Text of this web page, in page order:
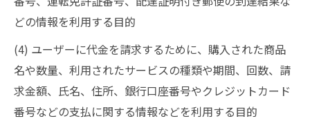
どの情報を利用する目的
(4) ユーザーに代金を請求するために、購入された商品
名や数量、利用されたサービスの種類や期間、回数、請
求金額、氏名、住所、銀行口座番号やクレジットカード
番号などの支払に関する情報などを利用する目的